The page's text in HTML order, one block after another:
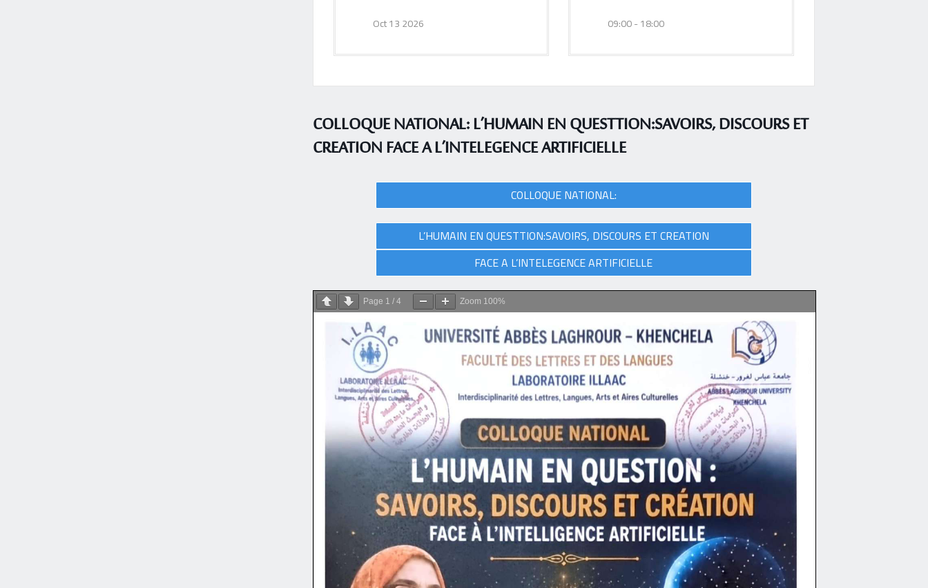
Oct 13 2026 09:00 - 18:00
COLLOQUE NATIONAL: L’HUMAIN EN QUESTTION:SAVOIRS, DISCOURS ET
CREATION FACE A L’INTELEGENCE ARTIFICIELLE
COLLOQUE NATIONAL:
L’HUMAIN EN QUESTTION:SAVOIRS, DISCOURS ET CREATION
FACE A L’INTELEGENCE ARTIFICIELLE
Page 1 / 4 Zoom 100%